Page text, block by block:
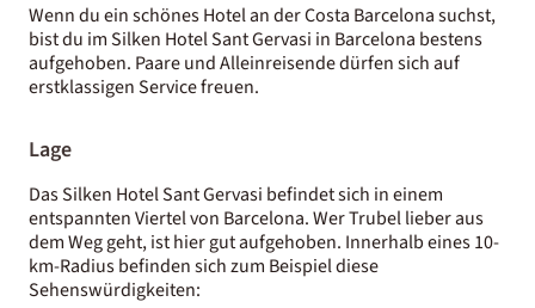
Wenn du ein schönes Hotel an der Costa Barcelona suchst,
bist du im Silken Hotel Sant Gervasi in Barcelona bestens
aufgehoben. Paare und Alleinreisende dürfen sich auf
erstklassigen Service freuen.
Lage
Das Silken Hotel Sant Gervasi befindet sich in einem
entspannten Viertel von Barcelona. Wer Trubel lieber aus
dem Weg geht, ist hier gut aufgehoben. Innerhalb eines 10-
km-Radius befinden sich zum Beispiel diese
Sehenswürdigkeiten: